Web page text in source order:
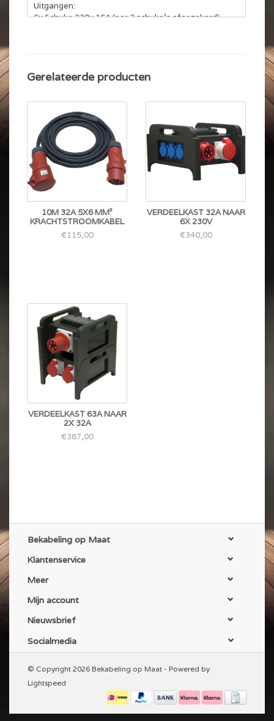
Uitgangen:
6x Schuko 230v 16A (per 2 schuko's afgezekerd)
1x Aardlekschakelaar 40A 30mA
1x Automaat 3x25A C-Karakteristiek (traag)
Gerelateerde producten
10M 32A 5X6 MM²
KRACHTSTROOMKABEL
€115,00
VERDEELKAST 32A NAAR
6X 230V
€340,00
VERDEELKAST 63A NAAR
2X 32A
€387,00
Bekabeling op Maat
Klantenservice
Meer
Mijn account
Nieuwsbrief
Socialmedia
© Copyright 2026 Bekabeling op Maat - Powered by
Lightspeed